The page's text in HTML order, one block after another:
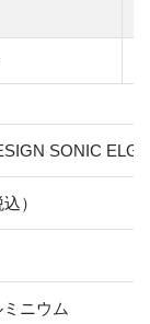
SONIC
）
ニウム